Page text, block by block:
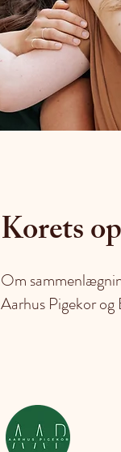
Korets
Om
Aarhus Pigekor og